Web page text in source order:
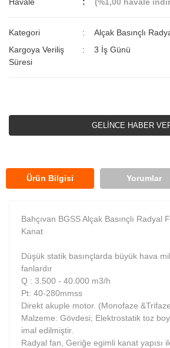
Kategori
Alçak Basınçlı
Kargoya Veriliş
Süresi
3 İş Günü
GELİNCE HABER
Ürün Bilgisi Yorumlar
Bahçıvan BGSS Alçak Basınçlı Radyal
Kanat
Düşük statik basınçlarda büyük hava
fanlardır
Q : 3.500 - 40.000 m3/h
Pt: 40-280mmss
Direkt akuple motor. (Monofaze
Malzeme: Gövdesi; Elektrostatik toz
imal edilmiştir.
Radyal fan, Geriğe egimli kanat yapısı